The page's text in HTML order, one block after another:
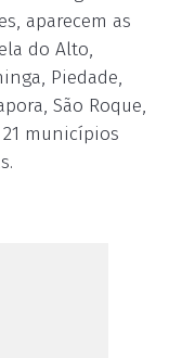
aparecem as
do Alto,
Piedade,
São Roque,
municípios